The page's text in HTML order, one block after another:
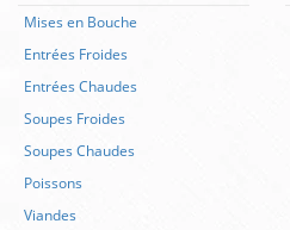
Mises en Bouche
Entrées Froides
Entrées Chaudes
Soupes Froides
Soupes Chaudes
Poissons
Viandes